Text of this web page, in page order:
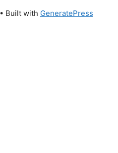
• Built with GeneratePress